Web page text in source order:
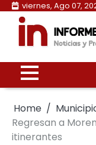
Skip
content
viernes, Ago 07,
Home
Regresan a
itinerantes